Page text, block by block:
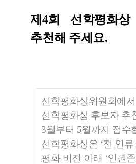
제4회 선학평화상
추천해 주세요.​
선학평화상위원회에
선학평화상 후보자 추
3월부터 5월까지 접수
선학평화상은 ‘전 인류
평화 비전 아래 ‘인권존